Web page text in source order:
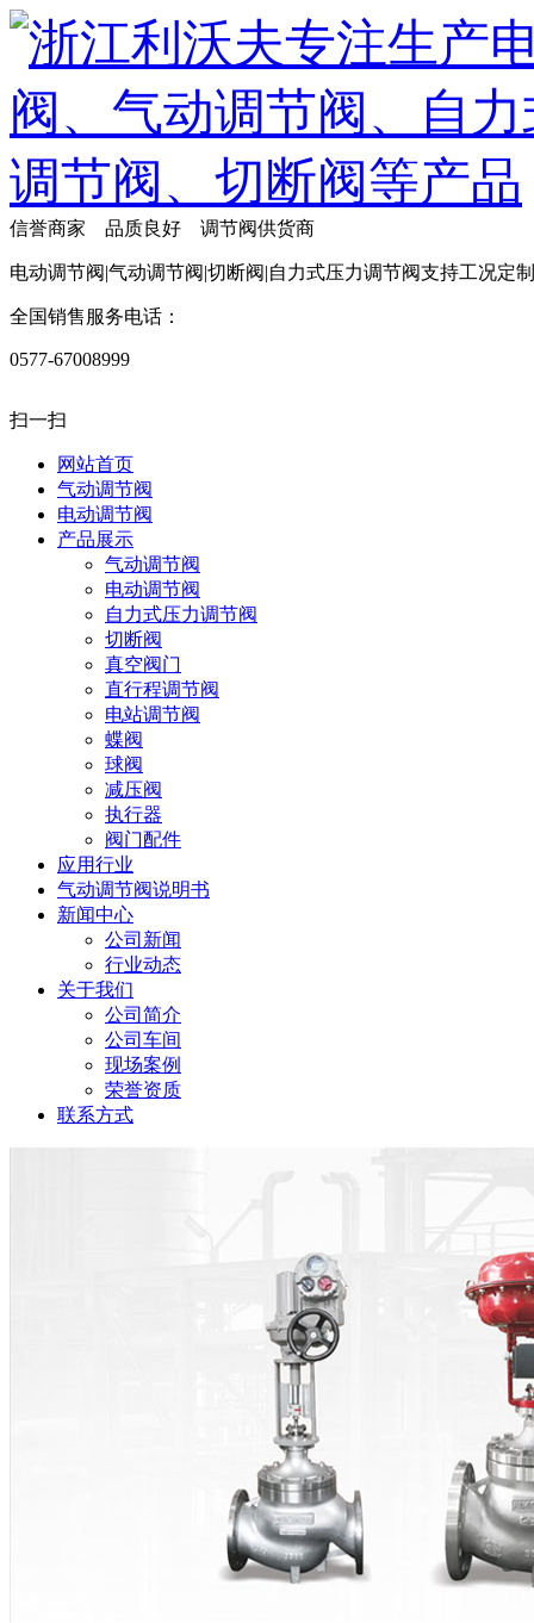
信誉商家 品质良好 调节阀供货商
电动调节阀|气动调节阀|切断阀|自力式压力调节阀支持工况定制
全国销售服务电话：
0577-67008999
扫一扫
网站首页
气动调节阀
电动调节阀
产品展示
气动调节阀
电动调节阀
自力式压力调节阀
切断阀
真空阀门
直行程调节阀
电站调节阀
蝶阀
球阀
减压阀
执行器
阀门配件
应用行业
气动调节阀说明书
新闻中心
公司新闻
行业动态
关于我们
公司简介
公司车间
现场案例
荣誉资质
联系方式